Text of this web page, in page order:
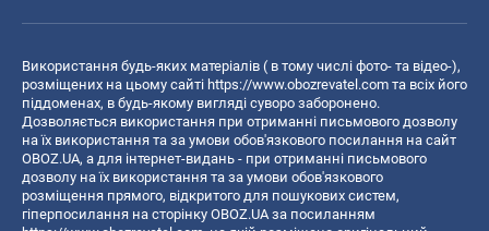
Використання будь-яких матеріалів ( в тому числі фото- та відео-),
розміщених на цьому сайті https://www.obozrevatel.com та всіх його
піддоменах, в будь-якому вигляді суворо заборонено.
Дозволяється використання при отриманні письмового дозволу
на їх використання та за умови обов'язкового посилання на сайт
OBOZ.UA, а для інтернет-видань - при отриманні письмового
дозволу на їх використання та за умови обов'язкового
розміщення прямого, відкритого для пошукових систем,
гіперпосилання на сторінку OBOZ.UA за посиланням